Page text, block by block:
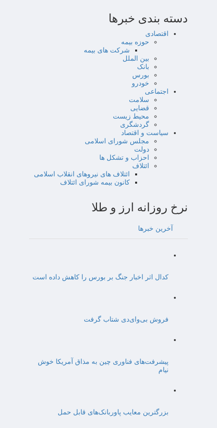
دسته بندی خبرها
اقتصادی
حوزه بیمه
شرکت های بیمه
بین الملل
بانک
بورس
خودرو
اجتماعی
سلامت
قضایی
محیط زیست
گردشگری
سیاست و اقتصاد
مجلس شورای اسلامی
دولت
احزاب و تشکل ها
ائتلاف
ائتلاف های نیروهای انقلاب اسلامی
کانون بیمه شورای ائتلاف
نرخ روزانه ارز و طلا
آخرین خبرها
کدال اثر اخبار جنگ بر بورس را کاهش داده است
فروش بی‌وای‌دی شتاب گرفت
پیشرفت‌های فناوری چین به مذاق آمریکا خوش
نیام
بزرگترین معایب پاوربانک‌های قابل حمل